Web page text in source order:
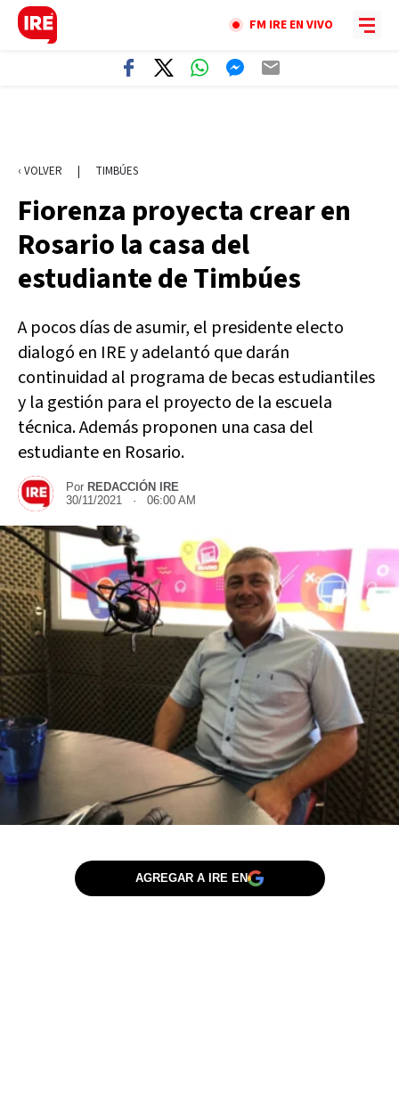
FM IRE EN VIVO
‹ VOLVER | TIMBÚES
Fiorenza proyecta crear en
Rosario la casa del
estudiante de Timbúes
A pocos días de asumir, el presidente electo
dialogó en IRE y adelantó que darán
continuidad al programa de becas estudiantiles
y la gestión para el proyecto de la escuela
técnica. Además proponen una casa del
estudiante en Rosario.
Por REDACCIÓN IRE
30/11/2021 · 06:00 AM
AGREGAR A IRE EN